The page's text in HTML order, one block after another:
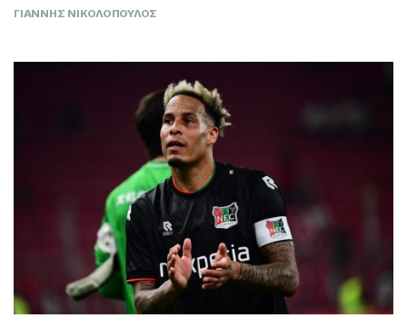
ΓΙΑΝΝΗΣ ΝΙΚΟΛΟΠΟΥΛΟΣ